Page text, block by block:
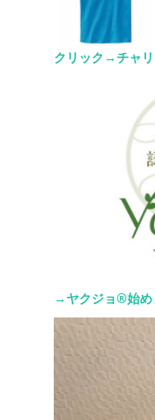
クリック→チャ
→ヤクジョ®︎始め